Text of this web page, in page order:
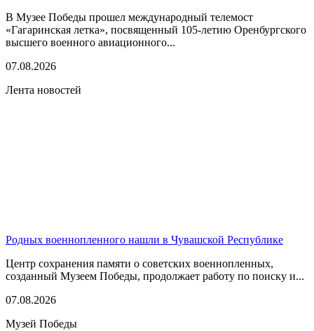
В Музее Победы прошел международный телемост
«Гагаринская летка», посвященный 105-летию Оренбургского
высшего военного авиационного...
07.08.2026
Лента новостей
Родных военнопленного нашли в Чувашской Республике
Центр сохранения памяти о советских военнопленных,
созданный Музеем Победы, продолжает работу по поиску и...
07.08.2026
Музей Победы